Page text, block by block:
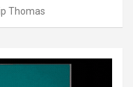
41 പേരെ
Thomas